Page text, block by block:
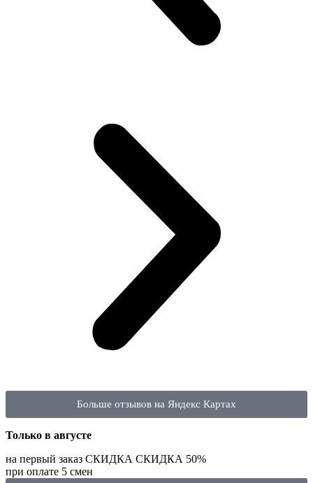
Больше отзывов на Яндекс Картах
Только в августе
на первый заказ СКИДКА СКИДКА 50%
при оплате 5 смен